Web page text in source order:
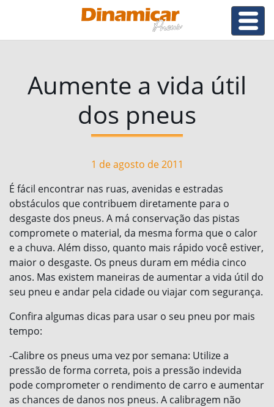
Aumente a vida útil
dos pneus
1 de agosto de 2011
É fácil encontrar nas ruas, avenidas e estradas
obstáculos que contribuem diretamente para o
desgaste dos pneus. A má conservação das pistas
compromete o material, da mesma forma que o calor
e a chuva. Além disso, quanto mais rápido você estiver,
maior o desgaste. Os pneus duram em média cinco
anos. Mas existem maneiras de aumentar a vida útil do
seu pneu e andar pela cidade ou viajar com segurança.
Confira algumas dicas para usar o seu pneu por mais
tempo:
-Calibre os pneus uma vez por semana: Utilize a
pressão de forma correta, pois a pressão indevida
pode comprometer o rendimento de carro e aumentar
as chances de danos nos pneus. A calibragem não